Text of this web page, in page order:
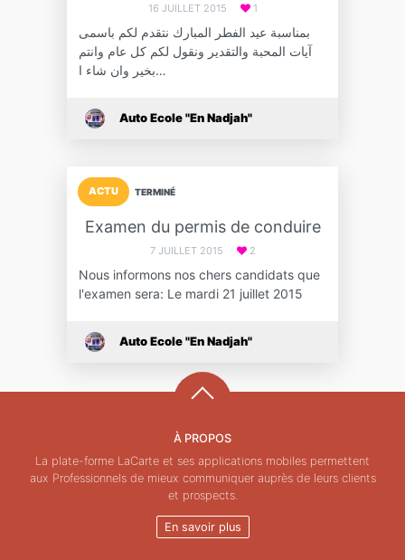
16 JUILLET 2015 1
بمناسبة عيد الفطر المبارك نتقدم لكم باسمى
آيات المحبة والتقدير ونقول لكم كل عام وانتم
بخير وان شاء ا…
Auto Ecole "En Nadjah"
TERMINÉ
ACTU
Examen du permis de conduire
7 JUILLET 2015 2
Nous informons nos chers candidats que
l'examen sera: Le mardi 21 juillet 2015
Auto Ecole "En Nadjah"
À PROPOS
La plate-forme LaCarte et ses applications mobiles permettent
aux Professionnels de mieux communiquer auprès de leurs clients
et prospects.
En savoir plus